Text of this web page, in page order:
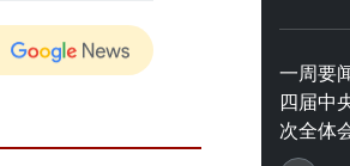
一周要
四届中
次全体